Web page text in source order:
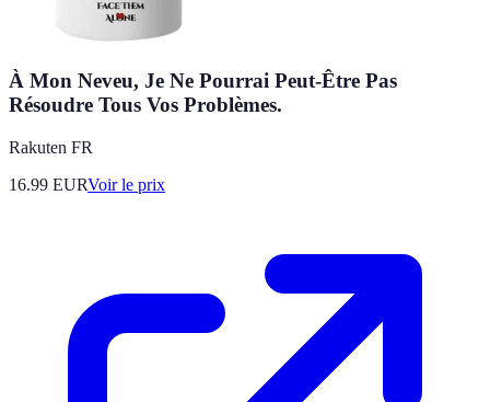
À Mon Neveu, Je Ne Pourrai Peut-Être Pas
Résoudre Tous Vos Problèmes.
Rakuten FR
16.99 EURVoir le prix